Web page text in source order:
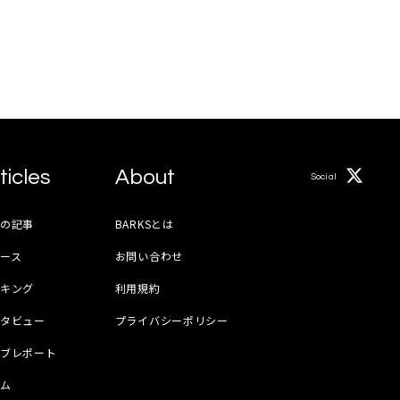
記事
ス
ング
ビュー
レポート
About
BARKSとは
お問い合わせ
利用規約
プライバシーポリシー
Social